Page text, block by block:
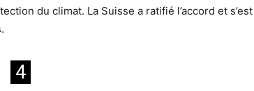
du climat. La Suisse a ratifié l’accord et s’est
4